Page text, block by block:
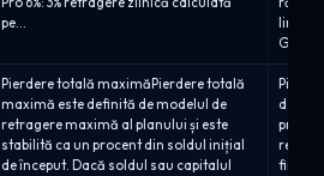
pe...
limite
Pierdere totală maximăPierdere totală
maximă este definită de modelul de
retragere maximă al planului și este
stabilită ca un procent din soldul inițial
de început. Dacă soldul sau capitalul